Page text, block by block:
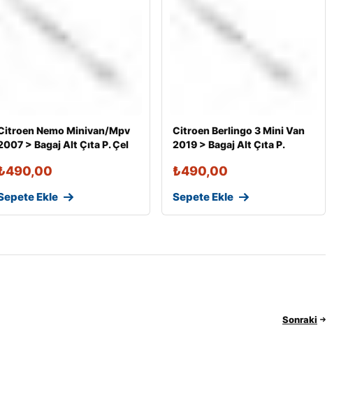
Nemo Minivan/Mpv
> Bagaj Alt Çıta P. Çel
490,00
Ekle
Citroen Berlingo 3 Mini Van
2019 > Bagaj Alt Çıta P.
₺490,00
Sepete Ekle
Sonraki